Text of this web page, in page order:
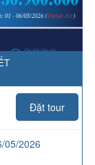
Đặt tour
05/2026